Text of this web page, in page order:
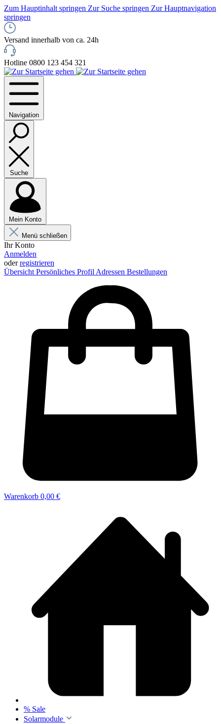
Zum Hauptinhalt springen Zur Suche springen Zur Hauptnavigation
springen
Versand innerhalb von ca. 24h
Hotline 0800 123 454 321
Navigation
Suche
Mein Konto
Menü schließen
Ihr Konto
Anmelden
oderregistrieren
Übersicht Persönliches Profil Adressen Bestellungen
Warenkorb 0,00 €
% Sale
Solarmodule